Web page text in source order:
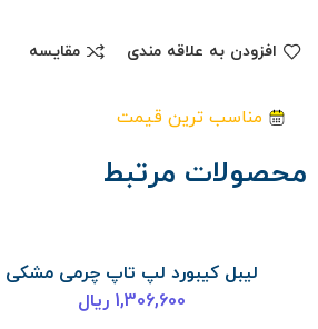
افزودن به علاقه مندی مقایسه
مناسب ترین قیمت
محصولات مرتبط
افزودن به سبد خرید
لیبل کیبورد لپ تاپ چرمی مشکی
1,306,600 ریال